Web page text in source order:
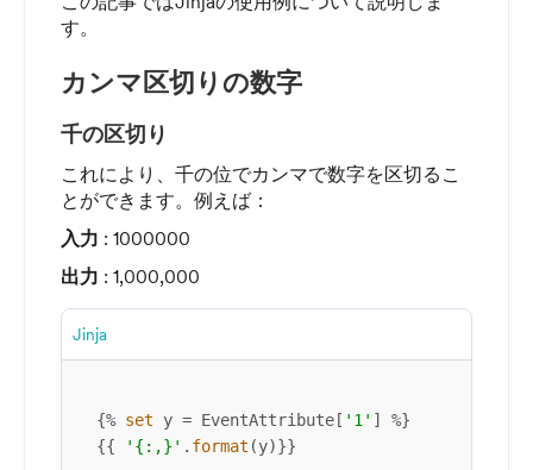
す。
カンマ区切りの数字
千の区切り
これにより、千の位でカンマで数字を区切るこ
とができます。例えば：
入力 : 1000000
出力 : 1,000,000
Jinja
{% set y = EventAttribute[ '1' ] %}
{{
'{:,}' . format (y)}}